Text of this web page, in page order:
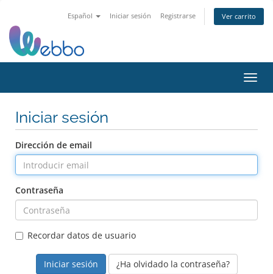
Español Iniciar sesión Registrarse Ver carrito
Iniciar sesión
Dirección de email
Contraseña
Recordar datos de usuario
¿Ha olvidado la contraseña?